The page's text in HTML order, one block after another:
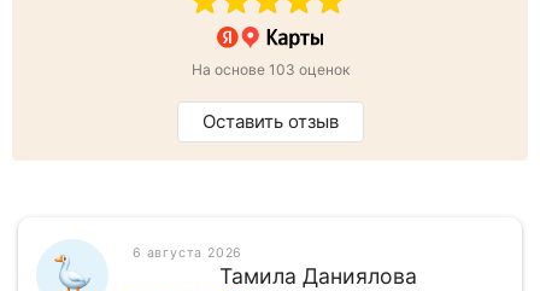
На основе 103 оценок
Оставить отзыв
6 августа 2026
Тамила Даниялова